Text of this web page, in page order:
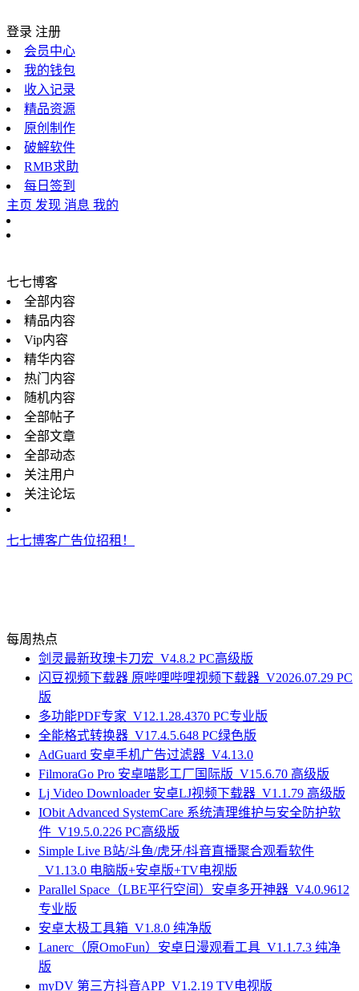
登录 注册
会员中心
我的钱包
收入记录
精品资源
原创制作
破解软件
RMB求助
每日签到
主页 发现 消息 我的
七七博客
全部内容
精品内容
Vip内容
精华内容
热门内容
随机内容
全部帖子
全部文章
全部动态
关注用户
关注论坛
七七博客广告位招租！
每周热点
剑灵最新玫瑰卡刀宏_V4.8.2 PC高级版
闪豆视频下载器 原哔哩哔哩视频下载器_V2026.07.29 PC
版
多功能PDF专家_V12.1.28.4370 PC专业版
全能格式转换器_V17.4.5.648 PC绿色版
AdGuard 安卓手机广告过滤器_V4.13.0
FilmoraGo Pro 安卓喵影工厂国际版_V15.6.70 高级版
Lj Video Downloader 安卓LJ视频下载器_V1.1.79 高级版
IObit Advanced SystemCare 系统清理维护与安全防护软
件_V19.5.0.226 PC高级版
Simple Live B站/斗鱼/虎牙/抖音直播聚合观看软件
_V1.13.0 电脑版+安卓版+TV电视版
Parallel Space（LBE平行空间）安卓多开神器_V4.0.9612
专业版
安卓太极工具箱_V1.8.0 纯净版
Lanerc（原OmoFun）安卓日漫观看工具_V1.1.7.3 纯净
版
myDV 第三方抖音APP_V1.2.19 TV电视版